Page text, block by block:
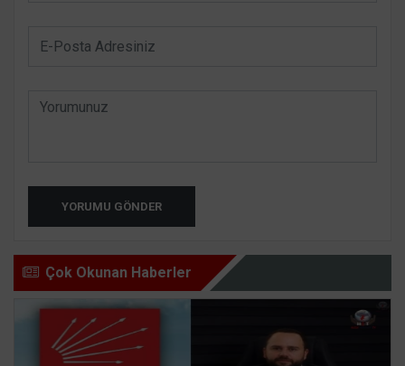
YORUMU GÖNDER
Çok Okunan Haberler